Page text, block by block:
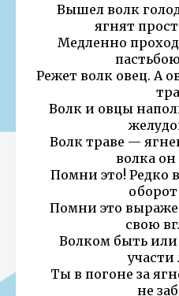
Вышел волк
ягнят
Медленно
Режет волк овец. А
Волк и овцы
Волк траве —
волка
Помни это! Редко
Помни это
свою
Волком быть
Ты в погоне за
не